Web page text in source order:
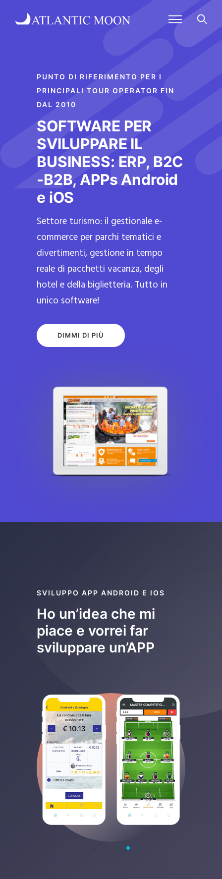
PUNTO DI RIFERIMENTO PER I
PRINCIPALI TOUR OPERATOR FIN
DAL 2010
SOFTWARE PER
SVILUPPARE IL
BUSINESS: ERP, B2C
-B2B, APPs Android
e iOS
Settore turismo: il gestionale e-
commerce per parchi tematici e
divertimenti, gestione in tempo
reale di pacchetti vacanza, degli
hotel e della biglietteria. Tutto in
unico software!
DIMMI DI PIÙ
SVILUPPO APP ANDROID E IOS
Ho un’idea che mi
piace e vorrei far
sviluppare un’APP